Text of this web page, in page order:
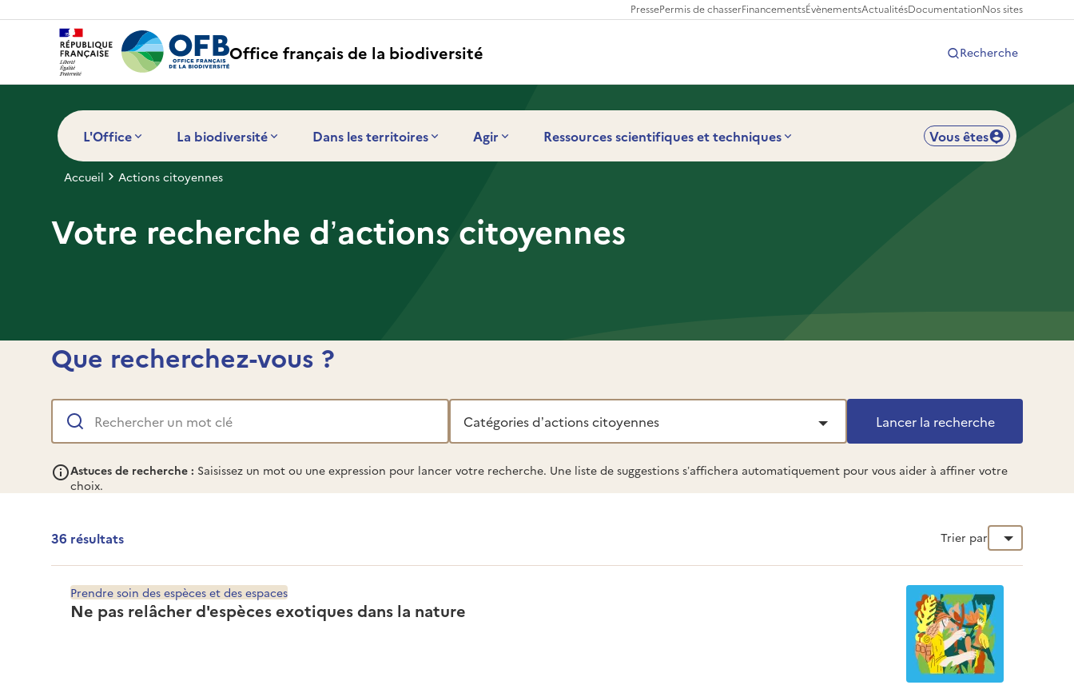
PressePermis de chasserFinancementsÉvènementsActualitésDocumentationNos sites
Office français de la biodiversité Recherche
L'Office La biodiversité Dans les territoires Agir Ressources scientifiques et techniques Vous êtes
Accueil Actions citoyennes
Votre recherche d’actions citoyennes
Que recherchez-vous ?
un mot clé
d’actions
citoyennes
Astuces de recherche : Saisissez un mot ou une expression pour lancer votre recherche. Une liste de suggestions s’affichera automatiquement pour vous aider à affiner votre
choix.
Trier par
36 résultats
Ne pas relâcher d'espèces exotiques dans la nature
Prendre soin des espèces et des espaces